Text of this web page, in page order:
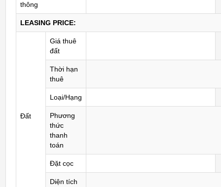
thông
LEASING PRICE:
Đất
Giá thuê
đất
Thời hạn
thuê
Loại/Hạng
Phương
thức
thanh
toán
Đặt cọc
Diện tích